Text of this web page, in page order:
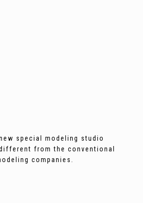
special modeling studio
from the conventional
companies.